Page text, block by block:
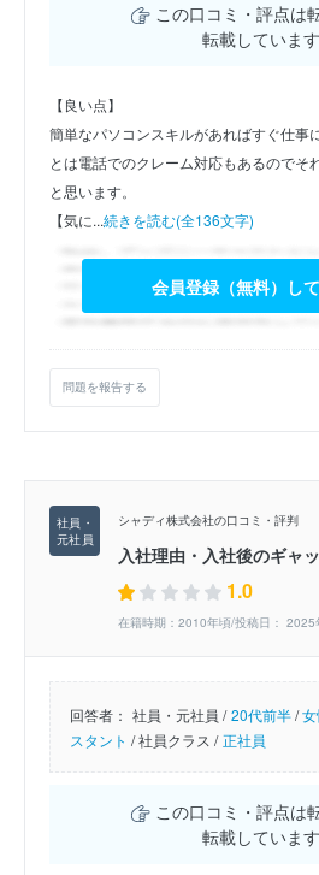
この口コミ・評点は
転載しています
【良い点】
簡単なパソコンスキルがあればすぐ仕事
とは電話でのクレーム対応もあるのでそ
と思います。
【気に...続きを読む(全136文字)
会員登録（無料）し
問題を報告する
シャディ株式会社の口コミ・評判
入社理由・入社後のギャ
1.0
在籍時期：2010年頃/投稿日： 2025
回答者： 社員・元社員 / 20代前半/
スタント /社員クラス / 正社員
この口コミ・評点は
転載しています